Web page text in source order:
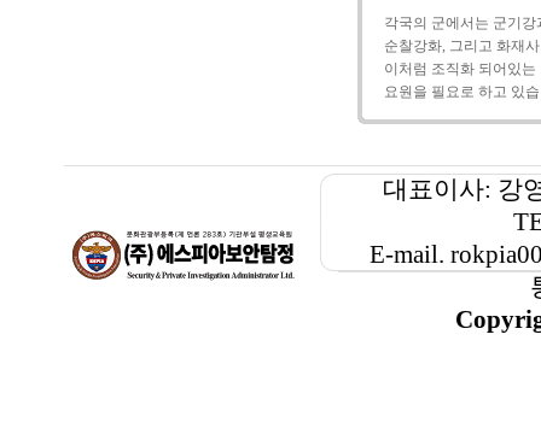
각국의 군에서는 군기
순찰강화, 그리고 화재
이처럼 조직화 되어있
요원을 필요로 하고 있
대표이사: 강
E-mail.